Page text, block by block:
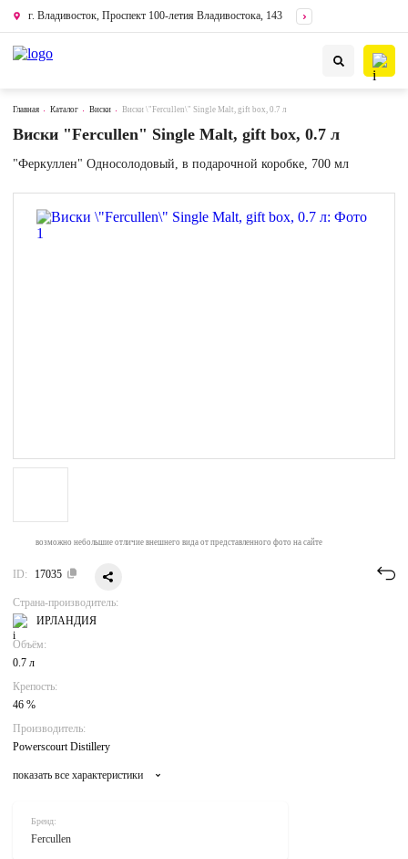
г. Владивосток, Проспект 100-летия Владивостока, 143
Главная Каталог Виски Виски \"Fercullen\" Single Malt, gift box, 0.7 л
Виски "Fercullen" Single Malt, gift box, 0.7 л
"Феркуллен" Односолодовый, в подарочной коробке, 700 мл
возможно небольшие отличие внешнего вида от представленного фото на сайте
ID: 17035
Страна-производитель:
ИРЛАНДИЯ
Объём:
0.7 л
Крепость:
46 %
Производитель:
Powerscourt Distillery
показать все характеристики
Бренд:
Fercullen